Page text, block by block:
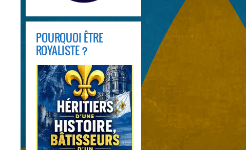
POURQUOI ÊTRE
ROYALISTE ?